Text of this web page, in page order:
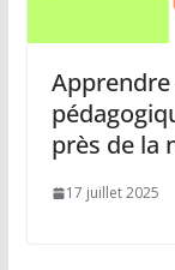
près de la
17 juillet 2025